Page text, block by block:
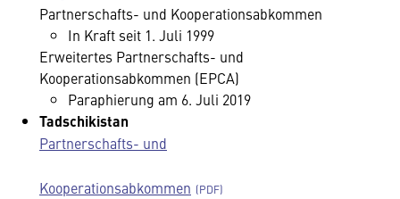
Partnerschafts- und Kooperationsabkommen
In Kraft seit 1. Juli 1999
Erweitertes Partnerschafts- und
Kooperationsabkommen (EPCA)
Paraphierung am 6. Juli 2019
Tadschikistan
Partnerschafts- und
Kooperationsabkommen